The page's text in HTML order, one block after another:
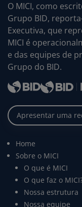
O MICI, como
Grupo BID,
Executiva, que
MICI é
e das equipes de
Grupo do BID.
Home
Sobre o MICI
O que é MICI
O que faz o
Nossa estrutura
Nossa equipe